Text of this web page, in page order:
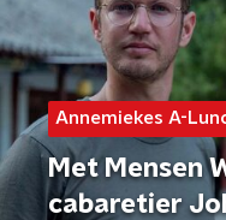
Annemiekes A-
Met Mensen
cabaretier